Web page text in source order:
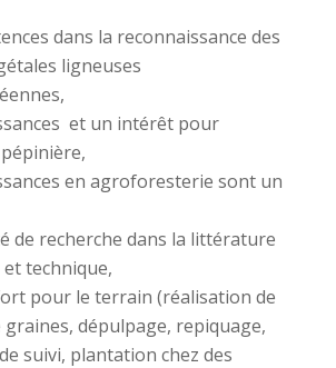
dans la reconnaissance des
ligneuses
et un intérêt pour
pépinière,
en agroforesterie sont un
de recherche dans la littérature
technique,
pour le terrain (réalisation de
graines, dépulpage, repiquage,
suivi, plantation chez des